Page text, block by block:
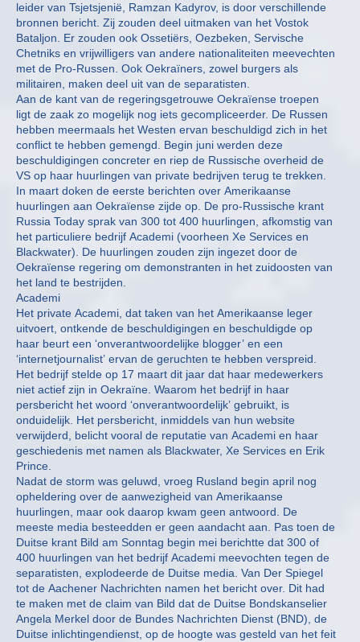
leider van Tsjetsjenië, Ramzan Kadyrov, is door verschillende
bronnen bericht. Zij zouden deel uitmaken van het Vostok
Bataljon. Er zouden ook Ossetiërs, Oezbeken, Servische
Chetniks en vrijwilligers van andere nationaliteiten meevechten
met de Pro-Russen. Ook Oekraïners, zowel burgers als
militairen, maken deel uit van de separatisten.
Aan de kant van de regeringsgetrouwe Oekraïense troepen
ligt de zaak zo mogelijk nog iets gecompliceerder. De Russen
hebben meermaals het Westen ervan beschuldigd zich in het
conflict te hebben gemengd. Begin juni werden deze
beschuldigingen concreter en riep de Russische overheid de
VS op haar huurlingen van private bedrijven terug te trekken.
In maart doken de eerste berichten over Amerikaanse
huurlingen aan Oekraïense zijde op. De pro-Russische krant
Russia Today sprak van 300 tot 400 huurlingen, afkomstig van
het particuliere bedrijf Academi (voorheen Xe Services en
Blackwater). De huurlingen zouden zijn ingezet door de
Oekraïense regering om demonstranten in het zuidoosten van
het land te bestrijden.
Academi
Het private Academi, dat taken van het Amerikaanse leger
uitvoert, ontkende de beschuldigingen en beschuldigde op
haar beurt een ‘onverantwoordelijke blogger’ en een
‘internetjournalist’ ervan de geruchten te hebben verspreid.
Het bedrijf stelde op 17 maart dit jaar dat haar medewerkers
niet actief zijn in Oekraïne. Waarom het bedrijf in haar
persbericht het woord ‘onverantwoordelijk’ gebruikt, is
onduidelijk. Het persbericht, inmiddels van hun website
verwijderd, belicht vooral de reputatie van Academi en haar
geschiedenis met namen als Blackwater, Xe Services en Erik
Prince.
Nadat de storm was geluwd, vroeg Rusland begin april nog
opheldering over de aanwezigheid van Amerikaanse
huurlingen, maar ook daarop kwam geen antwoord. De
meeste media besteedden er geen aandacht aan. Pas toen de
Duitse krant Bild am Sonntag begin mei berichtte dat 300 of
400 huurlingen van het bedrijf Academi meevochten tegen de
separatisten, explodeerde de Duitse media. Van Der Spiegel
tot de Aachener Nachrichten namen het bericht over. Dit had
te maken met de claim van Bild dat de Duitse Bondskanselier
Angela Merkel door de Bundes Nachrichten Dienst (BND), de
Duitse inlichtingendienst, op de hoogte was gesteld van het feit